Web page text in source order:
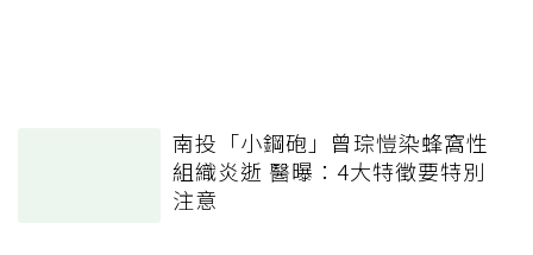
南投「小鋼砲」曾琮愷染蜂窩性
組織炎逝 醫曝：4大特徵要特別
注意